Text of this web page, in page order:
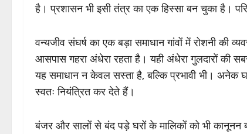
है। प्रशासन भी इसी तंत्र का एक हिस्सा बन चुका है।
वन्यजीव संघर्ष का एक बड़ा समाधान गांवों में रोशनी की
आसपास गहरा अंधेरा रहता है। यही अंधेरा गुलदारों की
यह समाधान न केवल सस्ता है, बल्कि प्रभावी भी। अनेक
स्वतः नियंत्रित कर देते हैं।
बंजर और सालों से बंद पड़े घरों के मालिकों को भी कानूनन